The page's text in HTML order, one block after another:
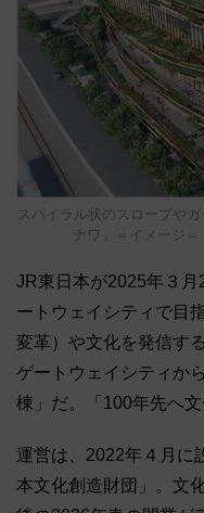
スパイラル状のスロープや
ナワ」＝イメージ
JR東日本が2025年３
ートウェイシティで目
変革）や文化を発信す
ゲートウェイシティか
棟」だ。「100年先へ
運営は、2022年４月に
本文化創造財団」。文